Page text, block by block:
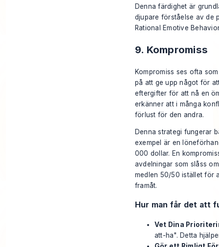
Denna färdighet är
djupare förståelse av de
Rational Emotive
9. Kompromiss
Kompromiss ses ofta
på att ge upp något för
eftergifter för att nå en
erkänner att i många
förlust för den andra.
Denna strategi fungerar
exempel är en
000 dollar. En
avdelningar som slåss
medlen 50/50 istället för
framåt.
Hur man får det att
Vet Dina
att-ha". Detta